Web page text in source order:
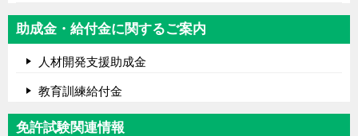
助成金・給付金に関するご案内
人材開発支援助成金
教育訓練給付金
免許試験関連情報